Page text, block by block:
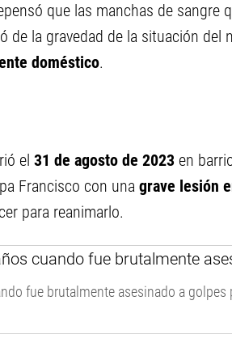
que las manchas de sangre
de la gravedad de la situación del
doméstico.
el 31 de agosto de 2023 en
Francisco con una grave lesión
para reanimarlo.
fue brutalmente asesinado a golpes